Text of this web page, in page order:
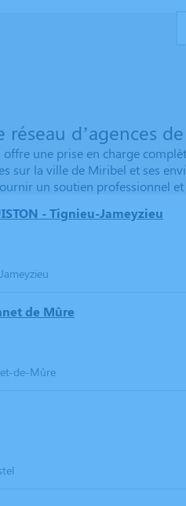
réseau d’agences
une prise en charge
sur la ville de Miribel et ses
un soutien professionnel
- Tignieu-Jameyzieu
de Mûre
de-Mûre